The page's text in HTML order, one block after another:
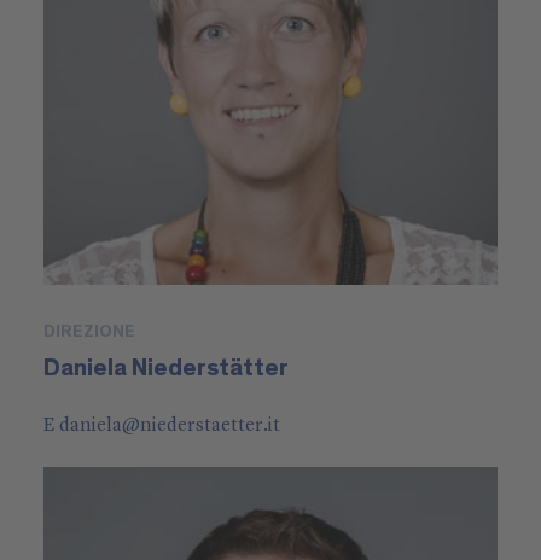
DIREZIONE
Daniela Niederstätter
E daniela@niederstaetter.it